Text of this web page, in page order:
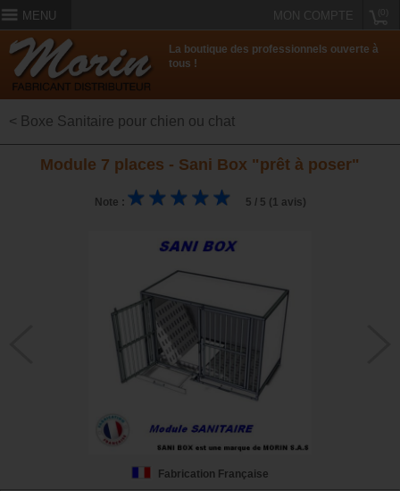
MENU MON COMPTE
La boutique des professionnels ouverte à
tous !
< Boxe Sanitaire pour chien ou chat
Module 7 places - Sani Box "prêt à poser"
Note : 5 / 5 (1 avis)
Fabrication Française